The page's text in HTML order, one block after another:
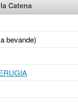
Catena
bevande)